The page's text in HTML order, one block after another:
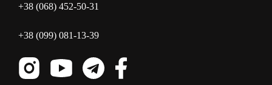
+38 (068) 452-50-31
+38 (099) 081-13-39